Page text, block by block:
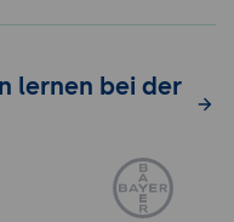
lernen bei der